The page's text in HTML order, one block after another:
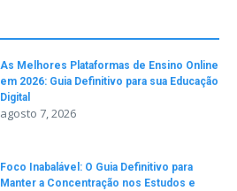
As Melhores Plataformas de Ensino Online
em 2026: Guia Definitivo para sua Educação
Digital
agosto 7, 2026
Foco Inabalável: O Guia Definitivo para
Manter a Concentração nos Estudos e